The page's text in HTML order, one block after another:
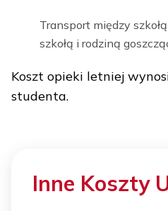
Transport między
szkołą i rodziną
Koszt opieki letniej
studenta.
Inne Koszty